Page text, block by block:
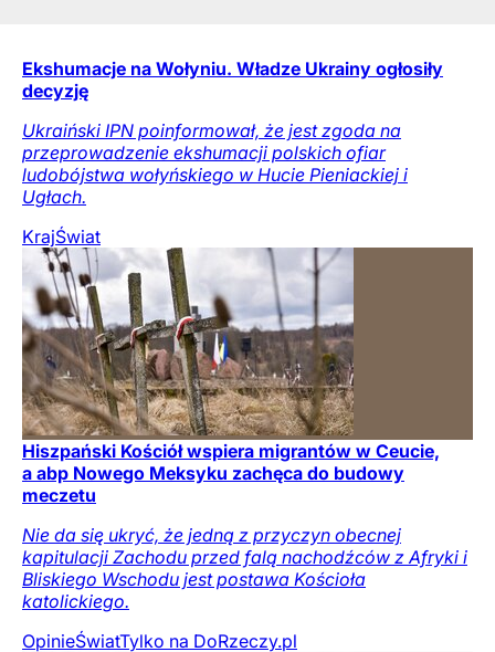
Ekshumacje na Wołyniu. Władze Ukrainy ogłosiły
decyzję
Ukraiński IPN poinformował, że jest zgoda na
przeprowadzenie ekshumacji polskich ofiar
ludobójstwa wołyńskiego w Hucie Pieniackiej i
Ugłach.
KrajŚwiat
Hiszpański Kościół wspiera migrantów w Ceucie,
a abp Nowego Meksyku zachęca do budowy
meczetu
Nie da się ukryć, że jedną z przyczyn obecnej
kapitulacji Zachodu przed falą nachodźców z Afryki i
Bliskiego Wschodu jest postawa Kościoła
katolickiego.
OpinieŚwiatTylko na DoRzeczy.pl